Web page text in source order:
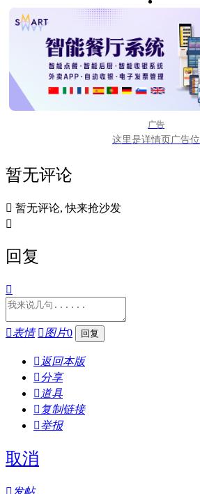
广告
这里是详情页广告位
暂无评论
 暂无评论, 快来抢沙发

回复

表情 图片0
 返回本版
分享
 道具
 复制链接
举报
取消
 发帖